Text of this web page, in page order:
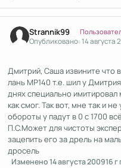
Strannik99
Опубликовано:14 августа
Дмитрий, Саша извините что
лань МР140 т.е. шил у
днях специально
как смог. Так вот, мне так и
обороты у падут в 0 с 1700
П.С.Может для чистоты
зацепить его за дрель на
дросель
Изменено14 августа 200916 г